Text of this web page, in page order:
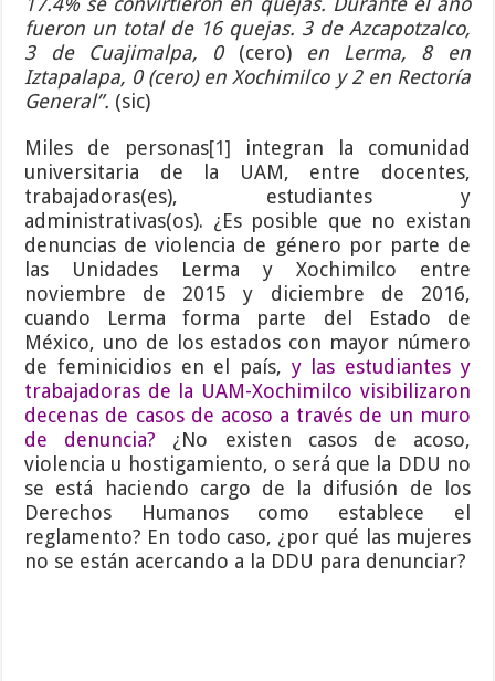
fueron un total de 16 quejas. 3 de Azcapotzalco,
3 de Cuajimalpa, 0 (cero)en Lerma, 8 en
Iztapalapa, 0 (cero) en Xochimilco y 2 en Rectoría
General”. (sic)
Miles de personas[1] integran la comunidad
universitaria de la UAM, entre docentes,
trabajadoras(es), estudiantes y
administrativas(os). ¿Es posible que no existan
denuncias de violencia de género por parte de
las Unidades Lerma y Xochimilco entre
noviembre de 2015 y diciembre de 2016,
cuando Lerma forma parte del Estado de
México, uno de los estados con mayor número
de feminicidios en el país, y las estudiantes y
trabajadoras de la UAM-Xochimilco visibilizaron
decenas de casos de acoso a través de un muro
de denuncia? ¿No existen casos de acoso,
violencia u hostigamiento, o será que la DDU no
se está haciendo cargo de la difusión de los
Derechos Humanos como establece el
reglamento? En todo caso, ¿por qué las mujeres
no se están acercando a la DDU para denunciar?